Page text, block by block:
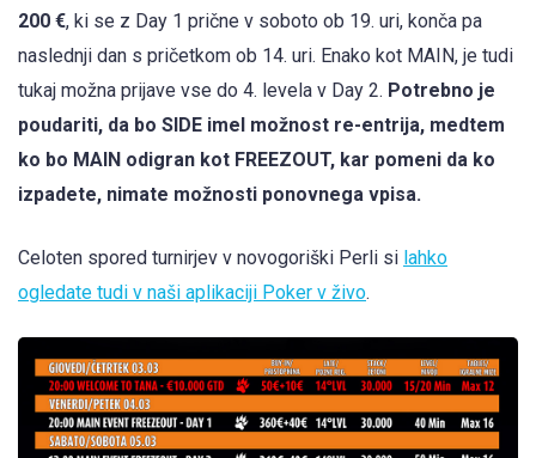
200 €, ki se z Day 1 prične v soboto ob 19. uri, konča pa
naslednji dan s pričetkom ob 14. uri. Enako kot MAIN, je tudi
tukaj možna prijave vse do 4. levela v Day 2. Potrebno je
poudariti, da bo SIDE imel možnost re-entrija, medtem
ko bo MAIN odigran kot FREEZOUT, kar pomeni da ko
izpadete, nimate možnosti ponovnega vpisa.
Celoten spored turnirjev v novogoriški Perli si lahko
ogledate tudi v naši aplikaciji Poker v živo.